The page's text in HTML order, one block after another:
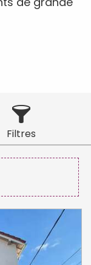
Filtres